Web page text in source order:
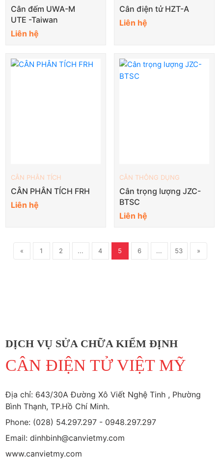
Cân đếm UWA-M
UTE -Taiwan
Liên hệ
Cân điện tử HZT-A
Liên hệ
CÂN PHÂN TÍCH
CÂN PHÂN TÍCH FRH
Liên hệ
CÂN THÔNG DỤNG
Cân trọng lượng JZC-
BTSC
Liên hệ
« 1 2 ... 4 5 6 ... 53 »
DỊCH VỤ SỬA CHỮA KIỂM ĐỊNH
CÂN ĐIỆN TỬ VIỆT MỸ
Địa chỉ: 643/30A Đường Xô Viết Nghệ Tinh , Phường
Bình Thạnh, TP.Hồ Chí Minh.
Phone: (028) 54.297.297 - 0948.297.297
Email: dinhbinh@canvietmy.com
www.canvietmy.com